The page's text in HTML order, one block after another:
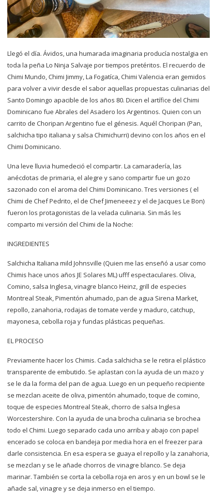
Llegó el día. Ávidos, una humarada imaginaria producía nostalgia en
toda la peña Lo Ninja Salvaje por tiempos pretéritos. El recuerdo de
Chimi Mundo, Chimi Jimmy, La Fogatíca, Chimi Valencia eran gemidos
para volver a vivir desde el sabor aquellas propuestas culinarias del
Santo Domingo apacible de los años 80. Dicen el artífice del Chimi
Dominicano fue Abrales del Asadero los Argentinos. Quien con un
carrito de Choripan Argentino fue el génesis. Aquél Choripan (Pan,
salchicha tipo italiana y salsa Chimichurri) devino con los años en el
Chimi Dominicano.
Una leve lluvia humedeció el compartir. La camaradería, las
anécdotas de primaria, el alegre y sano compartir fue un gozo
sazonado con el aroma del Chimi Dominicano. Tres versiones ( el
Chimi de Chef Pedrito, el de Chef Jimeneeez y el de Jacques Le Bon)
fueron los protagonistas de la velada culinaria. Sin más les
comparto mi versión del Chimi de la Noche:
INGREDIENTES
Salchicha Italiana mild Johnsville (Quien me las enseñó a usar como
Chimis hace unos años JE Solares ML) ufff espectaculares. Oliva,
Comino, salsa Inglesa, vinagre blanco Heinz, grill de especies
Montreal Steak, Pimentón ahumado, pan de agua Sirena Market,
repollo, zanahoria, rodajas de tomate verde y maduro, catchup,
mayonesa, cebolla roja y fundas plásticas pequeñas.
EL PROCESO
Previamente hacer los Chimis. Cada salchicha se le retira el plástico
transparente de embutido. Se aplastan con la ayuda de un mazo y
se le da la forma del pan de agua. Luego en un pequeño recipiente
se mezclan aceite de oliva, pimentón ahumado, toque de comino,
toque de especies Montreal Steak, chorro de salsa Inglesa
Worcestershire. Con la ayuda de una brocha culinaria se brochea
todo el Chimi. Luego separado cada uno arriba y abajo con papel
encerado se coloca en bandeja por media hora en el freezer para
darle consistencia. En esa espera se guaya el repollo y la zanahoria,
se mezclan y se le añade chorros de vinagre blanco. Se deja
marinar. También se corta la cebolla roja en aros y en un bowl se le
añade sal, vinagre y se deja inmerso en el tiempo.